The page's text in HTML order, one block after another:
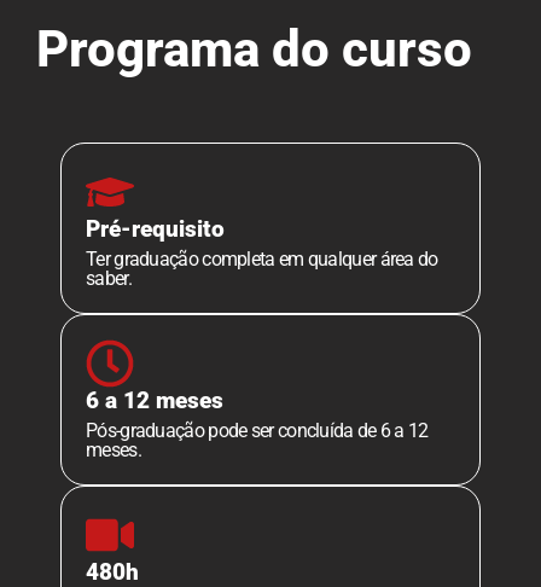
Programa do curso
Pré-requisito
Ter graduação completa em qualquer área do
saber.
6 a 12 meses
Pós-graduação pode ser concluída de 6 a 12
meses.
480h